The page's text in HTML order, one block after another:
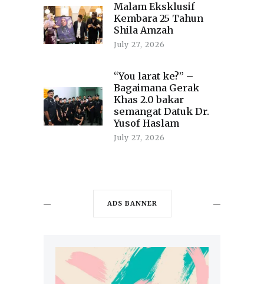
Malam Eksklusif
Kembara 25 Tahun
Shila Amzah
July 27, 2026
“You larat ke?” –
Bagaimana Gerak
Khas 2.0 bakar
semangat Datuk Dr.
Yusof Haslam
July 27, 2026
ADS BANNER